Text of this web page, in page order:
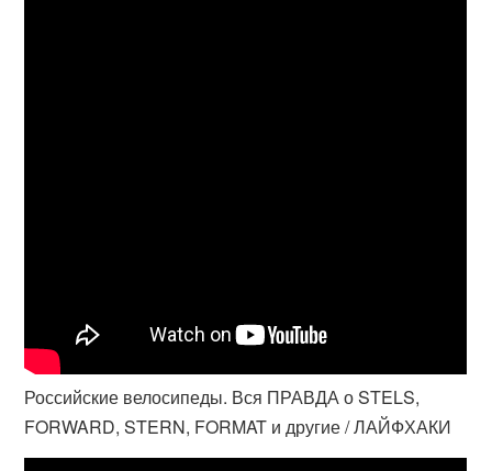
Российские велосипеды. Вся ПРАВДА о STELS,
FORWARD, STERN, FORMAT и другие / ЛАЙФХАКИ